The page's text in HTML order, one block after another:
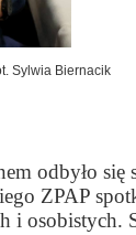
Sylwia Biernacik
odbyło
ZPAP
osobistych.